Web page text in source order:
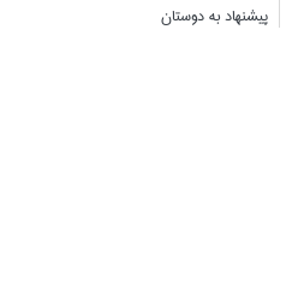
پیشنهاد به دوستان